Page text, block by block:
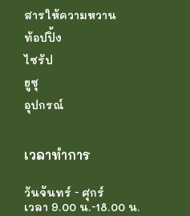
สารให้ความหวาน
ท้อปปิ้ง
ไซรัป
ยูซุ
อุปกรณ์
เวลาทำการ
วันจันทร์ - ศุกร์
เวลา 9.00 น.-18.00 น.